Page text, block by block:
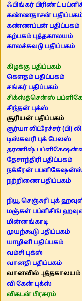
ஃபிங்கர் பிரிண்ட்
கண்ணதாசன் பதிப்பகம்
கண்ணப்பன் பதிப்பகம்
கற்பகம் புத்தகாலயம்
காலச்சுவடு பதிப்பகம்
கிழக்கு பதிப்பகம்
கௌதம் பதிப்பகம்
சங்கர் பதிப்பகம்
சிக்ஸ்த்சென்ஸ்
சிந்தன் புக்ஸ்
சூரியன் பதிப்பகம்
சூர்யா லிட்ரேச்சர் (பி)
டிஸ்கவரி புக் பேலஸ்
தரணிஷ்
தேசாந்திரி பதிப்பகம்
நக்கீரன்
நற்றிணை பதிப்பகம்
நியூ செஞ்சுரி புக்
மஞ்சுள் பப்ளிசிங்
மின்னங்காடி
முயற்கூடு பதிப்பகம்
யாழினி பதிப்பகம்
வம்சி புக்ஸ்
வானதி பதிப்பகம்
வானவில் புத்தகாலயம்
வி கேன் புக்ஸ்
விகடன் பிரசுரம்